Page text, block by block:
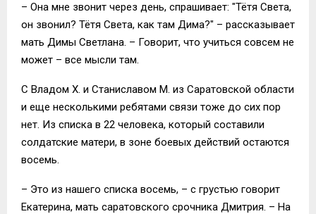
– Она мне звонит через день, спрашивает: "Тётя Света,
он звонил? Тётя Света, как там Дима?" – рассказывает
мать Димы Светлана. – Говорит, что учиться совсем не
может – все мысли там.
С Владом Х. и Станиславом М. из Саратовской области
и еще несколькими ребятами связи тоже до сих пор
нет. Из списка в 22 человека, который составили
солдатские матери, в зоне боевых действий остаются
восемь.
– Это из нашего списка восемь, – с грустью говорит
Екатерина, мать саратовского срочника Дмитрия. – На